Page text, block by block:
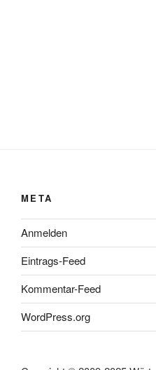
META
Anmelden
Eintrags-Feed
Kommentar-Feed
WordPress.org